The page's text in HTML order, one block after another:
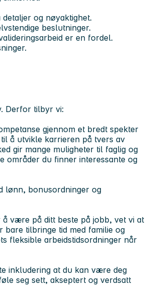
og nøyaktighet.
beslutninger.
er en fordel.
Derfor tilbyr vi:
gjennom et bredt spekter
å utvikle karrieren på tvers av
gir mange muligheter til faglig og
områder du finner interessante og
lønn, bonusordninger og
være på ditt beste på jobb, vet vi at
tilbringe tid med familie og
fleksible arbeidstidsordninger når
inkludering at du kan være deg
seg sett, akseptert og verdsatt